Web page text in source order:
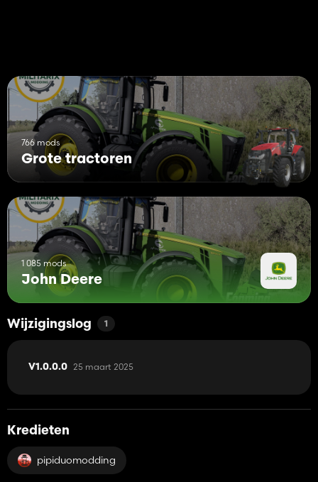
766 mods
Grote tractoren
1 085 mods
John Deere
Wijzigingslog 1
V1.0.0.0 25 maart 2025
Kredieten
pipiduomodding